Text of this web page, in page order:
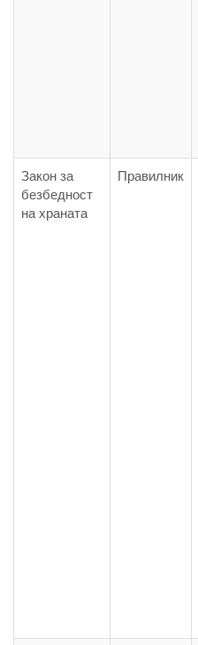
Закон за
безбедност
на храната
Правилник